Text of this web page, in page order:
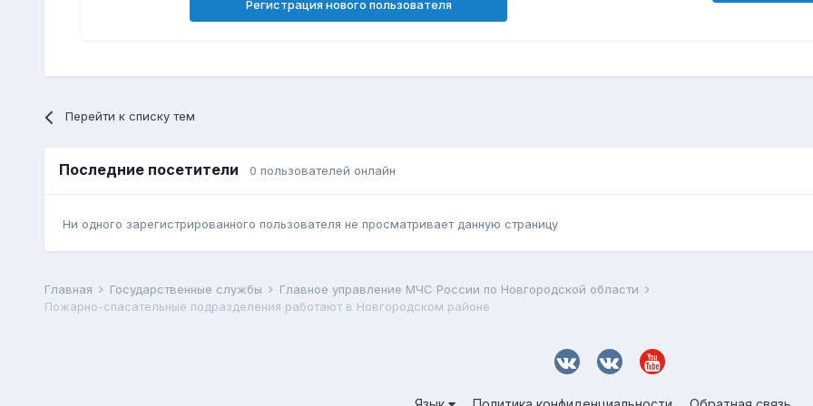
Регистрация нового пользователя
Перейти к списку тем
Последние посетители 0 пользователей онлайн
Ни одного зарегистрированного пользователя не просматривает данную страницу
Главная Государственные службы
Главное управление МЧС России по Новгородской области
Пожарно-спасательные подразделения работают в Новгородском районе